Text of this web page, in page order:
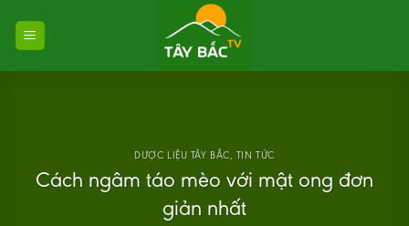
DƯỢC LIỆU TÂY BẮC TIN TỨC
Cách ngâm táo mèo với mật ong đơn
giản nhất